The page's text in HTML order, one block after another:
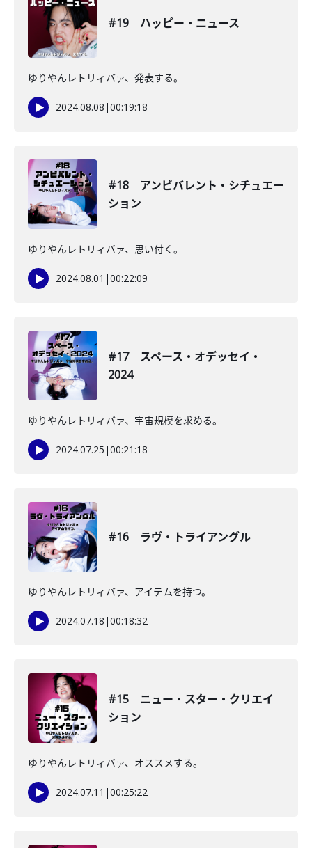
#19 ハッピー・ニュース
ゆりやんレトリィバァ、発表する。
2024.08.08 |00:19:18
#18 アンビバレント・シチュエー
ション
ゆりやんレトリィバァ、思い付く。
2024.08.01 |00:22:09
#17 スペース・オデッセイ・
2024
ゆりやんレトリィバァ、宇宙規模を求める。
2024.07.25 |00:21:18
#16 ラヴ・トライアングル
ゆりやんレトリィバァ、アイテムを持つ。
2024.07.18 |00:18:32
#15 ニュー・スター・クリエイ
ション
ゆりやんレトリィバァ、オススメする。
2024.07.11 |00:25:22